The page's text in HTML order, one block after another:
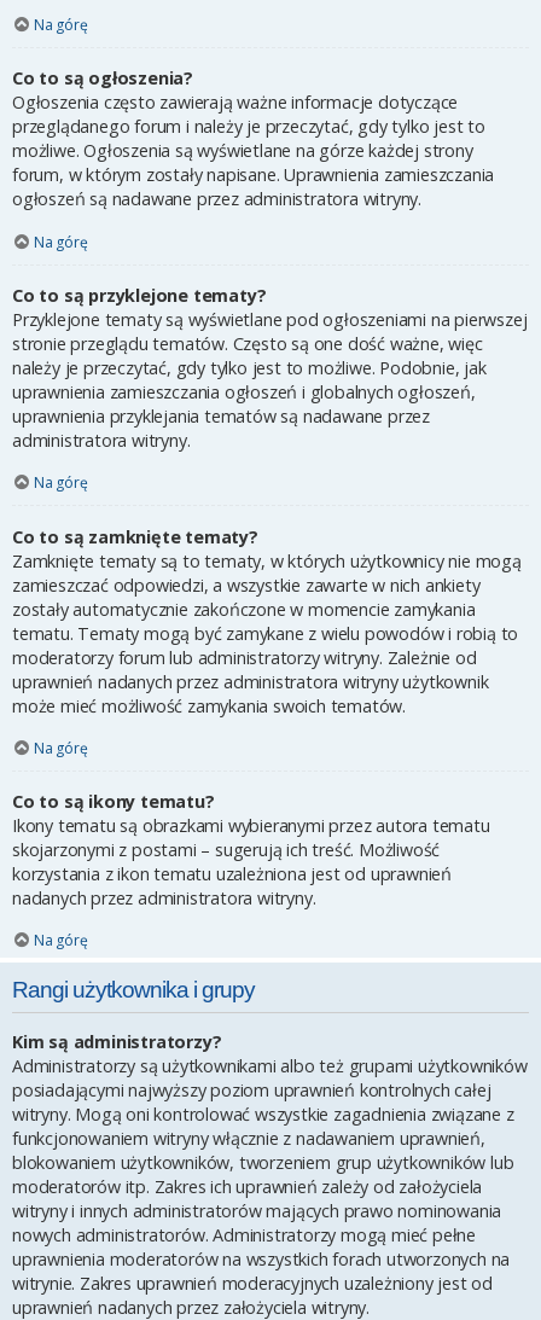
Na górę
Co to są ogłoszenia?
Ogłoszenia często zawierają ważne informacje dotyczące
przeglądanego forum i należy je przeczytać, gdy tylko jest to
możliwe. Ogłoszenia są wyświetlane na górze każdej strony
forum, w którym zostały napisane. Uprawnienia zamieszczania
ogłoszeń są nadawane przez administratora witryny.
Na górę
Co to są przyklejone tematy?
Przyklejone tematy są wyświetlane pod ogłoszeniami na pierwszej
stronie przeglądu tematów. Często są one dość ważne, więc
należy je przeczytać, gdy tylko jest to możliwe. Podobnie, jak
uprawnienia zamieszczania ogłoszeń i globalnych ogłoszeń,
uprawnienia przyklejania tematów są nadawane przez
administratora witryny.
Na górę
Co to są zamknięte tematy?
Zamknięte tematy są to tematy, w których użytkownicy nie mogą
zamieszczać odpowiedzi, a wszystkie zawarte w nich ankiety
zostały automatycznie zakończone w momencie zamykania
tematu. Tematy mogą być zamykane z wielu powodów i robią to
moderatorzy forum lub administratorzy witryny. Zależnie od
uprawnień nadanych przez administratora witryny użytkownik
może mieć możliwość zamykania swoich tematów.
Na górę
Co to są ikony tematu?
Ikony tematu są obrazkami wybieranymi przez autora tematu
skojarzonymi z postami – sugerują ich treść. Możliwość
korzystania z ikon tematu uzależniona jest od uprawnień
nadanych przez administratora witryny.
Na górę
Rangi użytkownika i grupy
Kim są administratorzy?
Administratorzy są użytkownikami albo też grupami użytkowników
posiadającymi najwyższy poziom uprawnień kontrolnych całej
witryny. Mogą oni kontrolować wszystkie zagadnienia związane z
funkcjonowaniem witryny włącznie z nadawaniem uprawnień,
blokowaniem użytkowników, tworzeniem grup użytkowników lub
moderatorów itp. Zakres ich uprawnień zależy od założyciela
witryny i innych administratorów mających prawo nominowania
nowych administratorów. Administratorzy mogą mieć pełne
uprawnienia moderatorów na wszystkich forach utworzonych na
witrynie. Zakres uprawnień moderacyjnych uzależniony jest od
uprawnień nadanych przez założyciela witryny.